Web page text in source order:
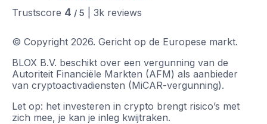
Trustscore 4 / 5 3k reviews
© Copyright 2026. Gericht op de Europese markt.
BLOX B.V. beschikt over een vergunning van de
Autoriteit Financiële Markten (AFM) als aanbieder
van cryptoactivadiensten (MiCAR-vergunning).
Let op: het investeren in crypto brengt risico’s met
zich mee, je kan je inleg kwijtraken.